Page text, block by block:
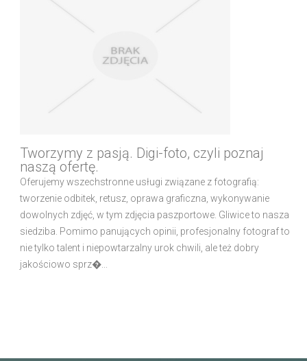
Tworzymy z pasją. Digi-foto, czyli poznaj
naszą ofertę.
Oferujemy wszechstronne usługi związane z fotografią:
tworzenie odbitek, retusz, oprawa graficzna, wykonywanie
dowolnych zdjęć, w tym zdjęcia paszportowe. Gliwice to nasza
siedziba. Pomimo panujących opinii, profesjonalny fotograf to
nie tylko talent i niepowtarzalny urok chwili, ale też dobry
jakościowo sprz�...